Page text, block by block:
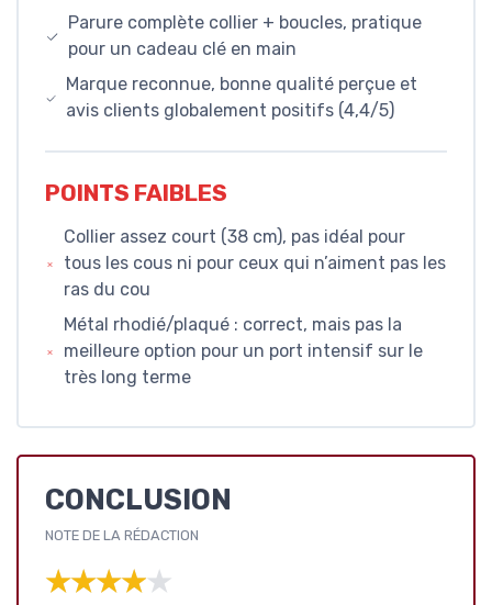
Parure complète collier + boucles, pratique
pour un cadeau clé en main
Marque reconnue, bonne qualité perçue et
avis clients globalement positifs (4,4/5)
POINTS FAIBLES
Collier assez court (38 cm), pas idéal pour
tous les cous ni pour ceux qui n’aiment pas les
ras du cou
Métal rhodié/plaqué : correct, mais pas la
meilleure option pour un port intensif sur le
très long terme
CONCLUSION
NOTE DE LA RÉDACTION
★★★★★
★★★★★